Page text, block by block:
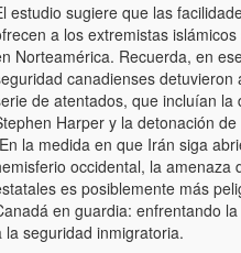
estudio sugiere que las
a los extremistas
Norteamérica. Recuerda, en
canadienses
de atentados, que incluían
Harper y la detonación
la medida en que Irán siga
occidental, la
es posiblemente más
en guardia: enfrentando
la seguridad inmigratoria.